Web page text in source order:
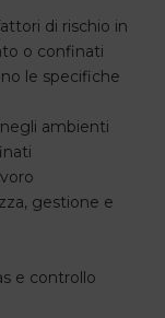
di rischio in
o confinati
le specifiche
ambienti
gestione e
e controllo